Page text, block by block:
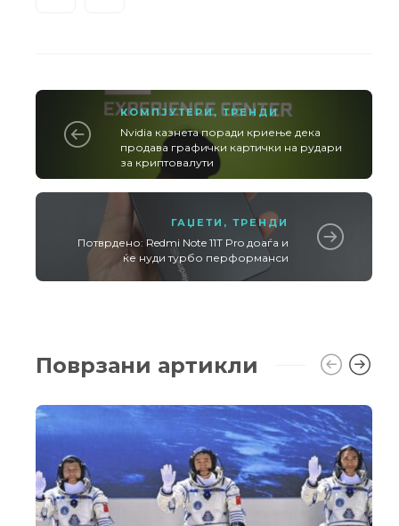
КОМПЈУТЕРИ,ТРЕНДИ
Nvidia казнета поради криење дека
продава графички картички на рудари
за криптовалути
ГАЏЕТИ , ТРЕНДИ
Потврдено: Redmi Note 11T Pro доаѓа и
ќе нуди турбо перформанси
Поврзани артикли